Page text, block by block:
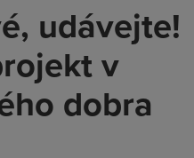
udávejte!
v
dobra